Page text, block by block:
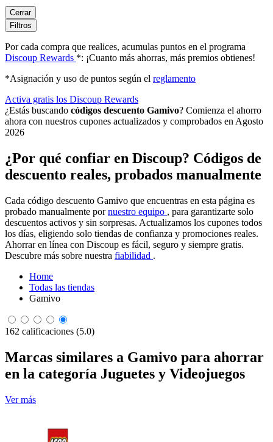
Cerrar
Filtros
Por cada compra que realices, acumulas puntos en el programa
Discoup Rewards *: ¡Cuanto más ahorras, más premios obtienes!
*Asignación y uso de puntos según el reglamento
Activa gratis los Discoup Rewards
¿Estás buscando códigos descuento Gamivo? Comienza el ahorro
ahora con nuestros cupones actualizados y comprobados en Agosto
2026
¿Por qué confiar en Discoup? Códigos de
descuento reales, probados manualmente
Cada código descuento Gamivo que encuentras en esta página es
probado manualmente pornuestro equipo , para garantizarte solo
descuentos activos y sin sorpresas. Actualizamos los cupones todos
los días, eligiendo solo tiendas de confianza y promociones reales.
Ahorrar en línea con Discoup es fácil, seguro y siempre gratis.
Descubre más sobre nuestra fiabilidad .
Home
Todas las tiendas
Gamivo
162 calificaciones (5.0)
Marcas similares a Gamivo para ahorrar
en la categoría Juguetes y Videojuegos
Ver más